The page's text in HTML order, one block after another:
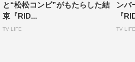
ることができるのか。
現状に満足することなく、新たな
と“松松コンビ”がもたらした結
束『RID...
TV LIFE
ンバ
『
TV LIFE